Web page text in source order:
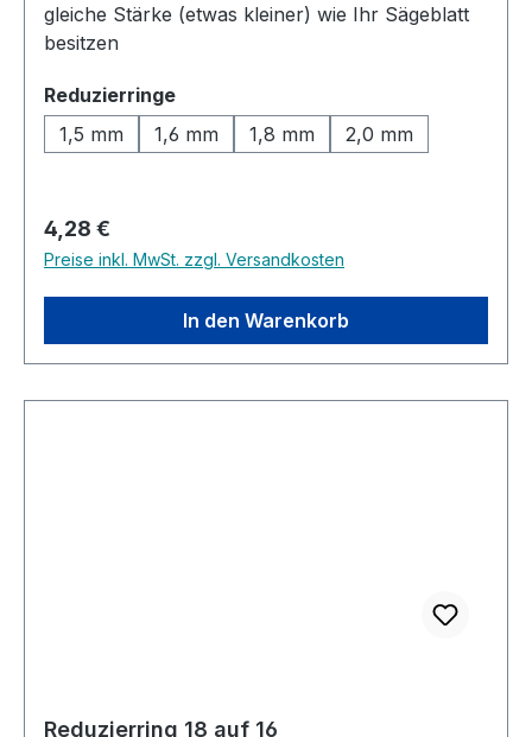
gleiche Stärke (etwas kleiner) wie Ihr Sägeblatt
besitzen
Reduzierringeauswählen
1,5 mm
1,6 mm 1,8 mm 2,0 mm
Regulärer Preis:
4,28 €
Preise inkl. MwSt. zzgl. Versandkosten
In den Warenkorb
Reduzierring 18 auf 16